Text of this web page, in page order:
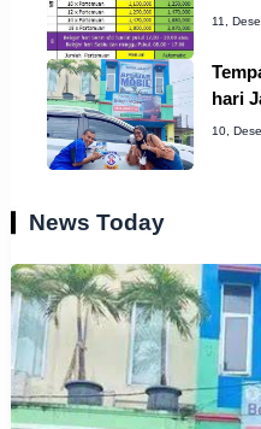
11,
hari
10,
News Today